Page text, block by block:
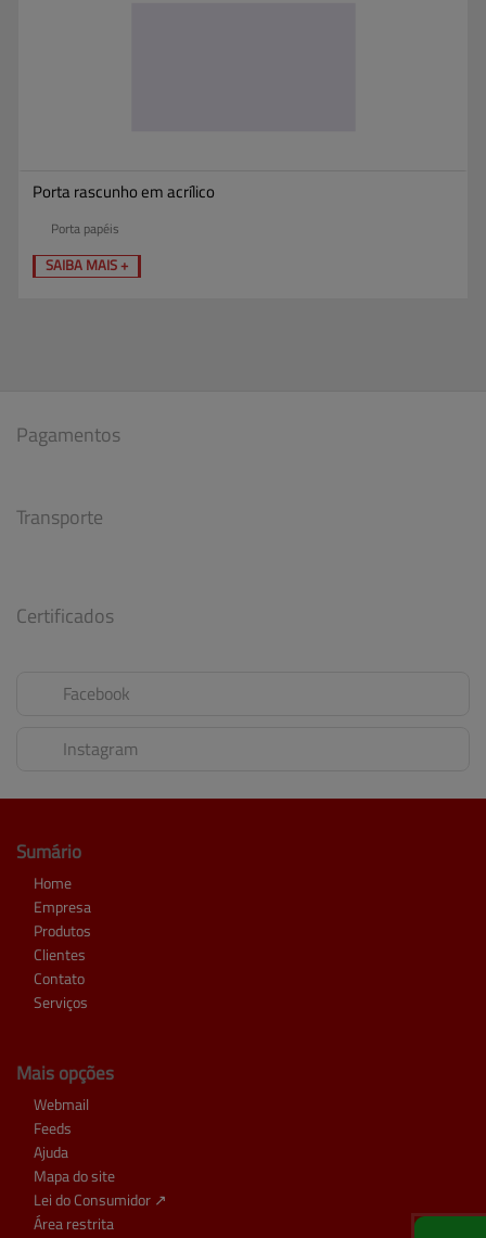
Porta rascunho em acrílico
Porta papéis
SAIBA MAIS +
Pagamentos
Transporte
Certificados
Facebook
Instagram
Sumário
Home
Empresa
Produtos
Clientes
Contato
Serviços
Mais opções
Webmail
Feeds
Ajuda
Mapa do site
Lei do Consumidor ↗
Área restrita